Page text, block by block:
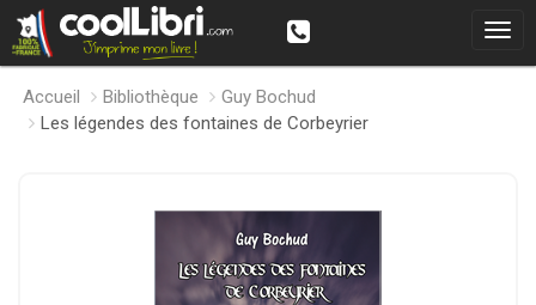
Accueil Bibliothèque
Guy Bochud
Les légendes des fontaines de Corbeyrier